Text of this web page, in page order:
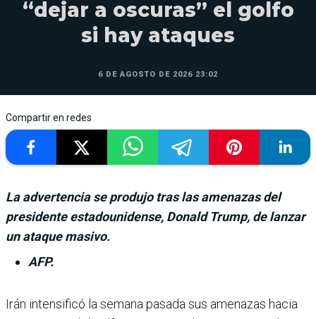
“dejar a oscuras” el golfo
si hay ataques
6 DE AGOSTO DE 2026 23:02
Compartir en redes
La advertencia se produjo tras las amenazas del
presidente estadounidense, Donald Trump, de lanzar
un ataque masivo.
AFP.
Irán intensificó la semana pasada sus amenazas hacia